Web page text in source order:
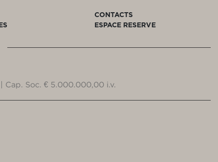
CONTACTS
ESPACE RESERVE
Cap. Soc. € 5.000.000,00 i.v.